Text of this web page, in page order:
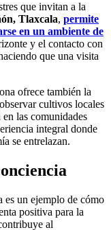
que invitan a la
Tlaxcala, permite
en un ambiente de
y el contacto con
que una visita
ofrece también la
cultivos locales
las comunidades
integral donde
se entrelazan.
es un ejemplo de cómo
positiva para la
al